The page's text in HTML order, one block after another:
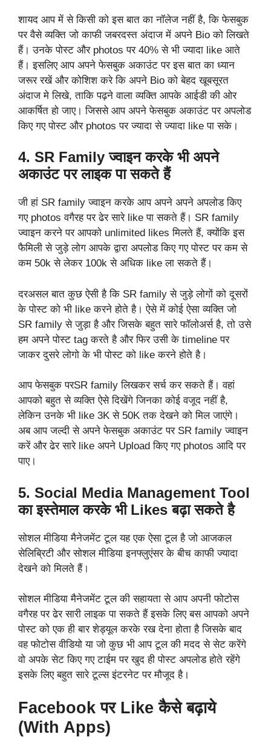
शायद आप में से किसी को इस बात का नॉलेज नहीं है, कि फेसबुक
पर वैसे व्यक्ति जो काफी जबरदस्त अंदाज में अपने Bio को लिखते
हैं। उनके पोस्ट और photos पर 40% से भी ज्यादा like आते
हैं। इसलिए आप अपने फेसबुक अकाउंट पर इस बात का ध्यान
जरूर रखें और कोशिश करे कि अपने Bio को बेहद खूबसूरत
अंदाज मे लिखे, ताकि पढ़ने वाला व्यक्ति आपके आईडी की ओर
आकर्षित हो जाए। जिससे आप अपने फेसबुक अकाउंट पर अपलोड
किए गए पोस्ट और photos पर ज्यादा से ज्यादा like पा सके।
4. SR Family ज्वाइन करके भी अपने
अकाउंट पर लाइक पा सकते हैं
जी हां SR family ज्वाइन करके आप अपने अपने अपलोड किए
गए photos वगैरह पर ढेर सारे like पा सकते हैं। SR family
ज्वाइन करने पर आपको unlimited likes मिलते हैं, क्योंकि इस
फैमिली से जुड़े लोग आपके द्वारा अपलोड किए गए पोस्ट पर कम से
कम 50k से लेकर 100k से अधिक like ला सकते हैं।
दरअसल बात कुछ ऐसी है कि SR family से जुड़े लोगों को दूसरों
के पोस्ट को भी like करने होते है। ऐसे में कोई ऐसा व्यक्ति जो
SR family से जुड़ा है और जिसके बहुत सारे फॉलोअर्स है, तो उसे
हम अपने पोस्ट tag करते है और फिर उसी के timeline पर
जाकर दुसरे लोगो के भी पोस्ट को like करने होते है।
आप फेसबुक परSR family लिखकर सर्च कर सकते हैं। वहां
आपको बहुत से व्यक्ति ऐसे दिखेंगे जिनका कोई वजूद नहीं है,
लेकिन उनके भी like 3K से 50K तक देखने को मिल जाएंगे।
अब आप जल्दी से अपने फेसबुक अकाउंट पर SR family ज्वाइन
करें और ढेर सारे like अपने Upload किए गए photos आदि पर
पाए।
5. Social Media Management Tool
का इस्तेमाल करके भी Likes बढ़ा सकते है
सोशल मीडिया मैनेजमेंट टूल यह एक ऐसा टूल है जो आजकल
सेलिब्रिटी और सोशल मीडिया इनफ्लुएंसर के बीच काफी ज्यादा
देखने को मिलते हैं।
सोशल मीडिया मैनेजमेंट टूल की सहायता से आप अपनी फोटोस
वगैरह पर ढेर सारी लाइक पा सकते हैं इसके लिए बस आपको अपने
पोस्ट को एक ही बार शेड्यूल करके रख देना होता है जिसके बाद
वह फोटोस वीडियो या जो कुछ भी आप टूल की मदद से सेट करेंगे
वो अपके सेट किए गए टाईम पर खुद ही पोस्ट अपलोड होते रहेंगे
इसके लिए बहुत सारे टूल्स इंटरनेट पर मौजूद है।
Facebook पर Like कैसे बढ़ाये
(With Apps)